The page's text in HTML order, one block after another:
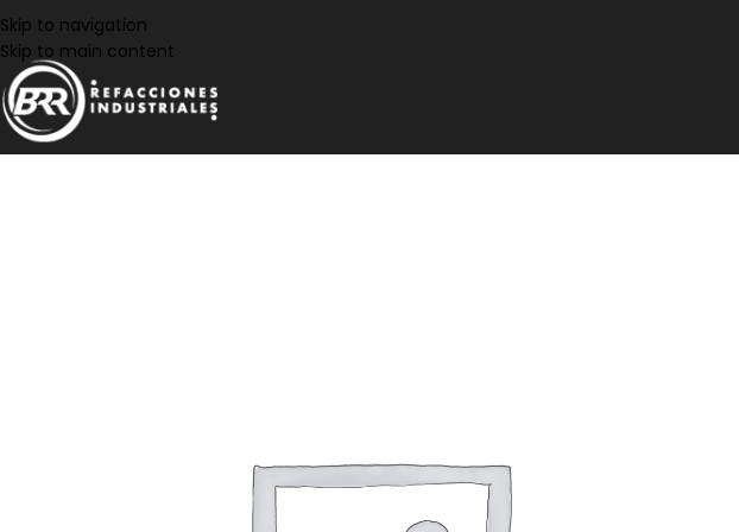
Skip to navigation
Skip to main content